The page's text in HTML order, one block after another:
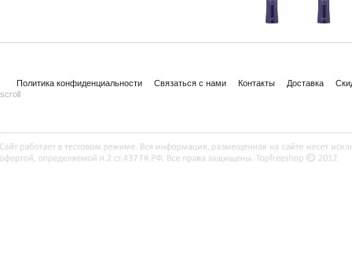
Политика конфиденциальности Связаться с нами Контакты Доставка
scroll